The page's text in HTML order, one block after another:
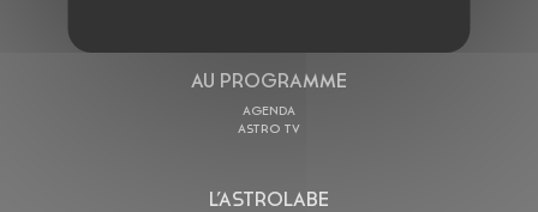
AU PROGRAMME
AGENDA
ASTRO TV
L’ASTROLABE